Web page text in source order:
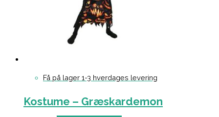
Få på lager 1-3 hverdages levering
Kostume – Græskardemon